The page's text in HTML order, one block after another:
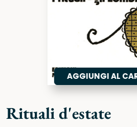
AGGIUNGI AL
Rituali d'estate